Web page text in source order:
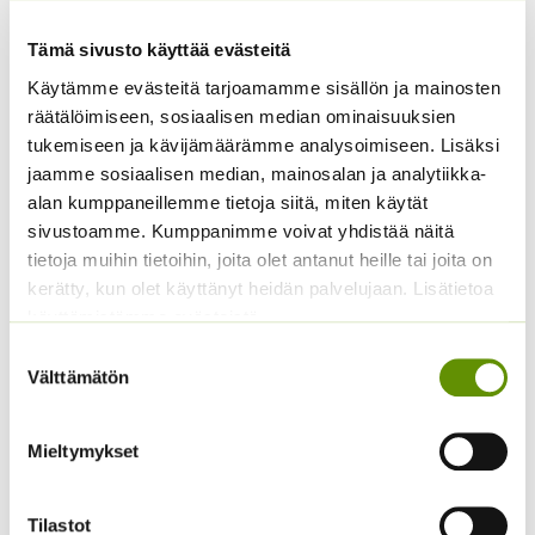
Tämä sivusto käyttää evästeitä
Käytämme evästeitä tarjoamamme sisällön ja mainosten
räätälöimiseen, sosiaalisen median ominaisuuksien
tukemiseen ja kävijämäärämme analysoimiseen. Lisäksi
jaamme sosiaalisen median, mainosalan ja analytiikka-
alan kumppaneillemme tietoja siitä, miten käytät
sivustoamme. Kumppanimme voivat yhdistää näitä
tietoja muihin tietoihin, joita olet antanut heille tai joita on
kerätty, kun olet käyttänyt heidän palvelujaan. Lisätietoa
käyttämistämme evästeistä
valinta
Välttämätön
Mieltymykset
Tilastot
Kiinanasteri Fan
vaaleanpunainen
2,90
Hintaluokka:
2,90 €
-
8,00 €
2,90€ Sisältää arvonlisäveron